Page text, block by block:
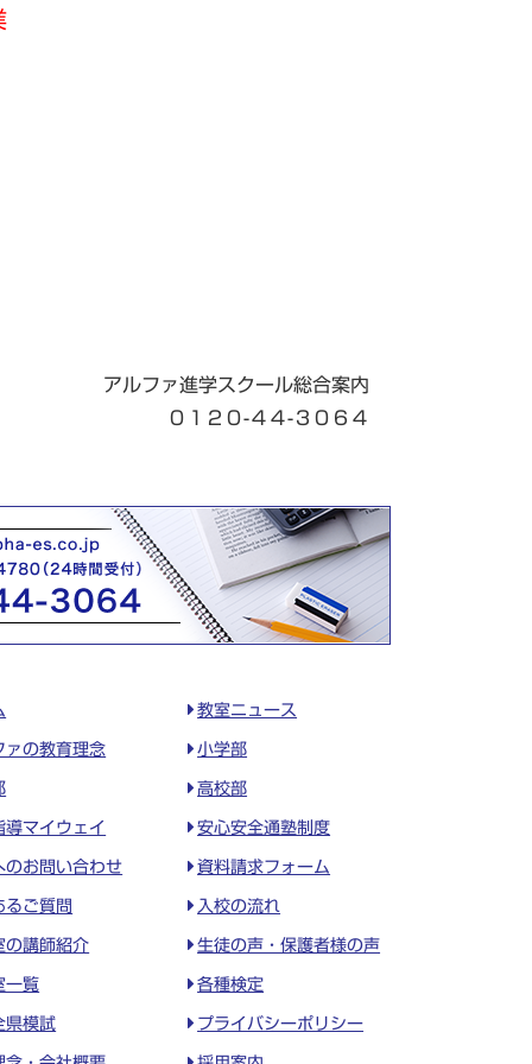
アルファ進学スクール総合案内
０１２０-４４-３０６４
教室ニュース
ァの教育理念 小学部
高校部
導マイウェイ 安心安全通塾制度
のお問い合わせ 資料請求フォーム
るご質問 入校の流れ
の講師紹介 生徒の声・保護者様の声
一覧 各種検定
県模試 プライバシーポリシー